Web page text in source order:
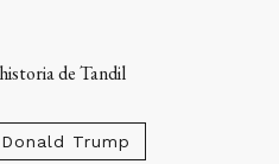
de Tandil
Donald Trump